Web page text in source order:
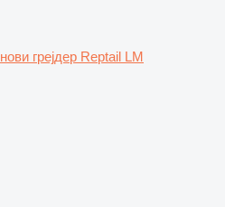
нови грејдер Reptail LM